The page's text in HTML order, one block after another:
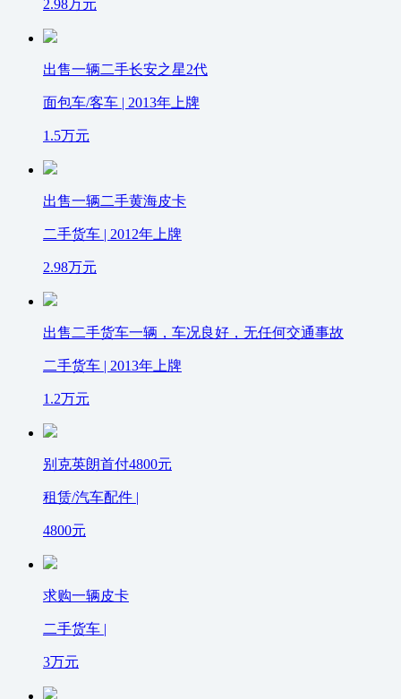
2.98万元
出售一辆二手长安之星2代
面包车/客车 | 2013年上牌
1.5万元
出售一辆二手黄海皮卡
二手货车 | 2012年上牌
2.98万元
出售二手货车一辆，车况良好，无任何交通事故
二手货车 | 2013年上牌
1.2万元
别克英朗首付4800元
租赁/汽车配件 |
4800元
求购一辆皮卡
二手货车 |
3万元